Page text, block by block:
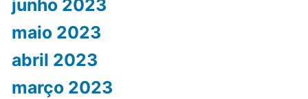
junho 2023
maio 2023
abril 2023
março 2023